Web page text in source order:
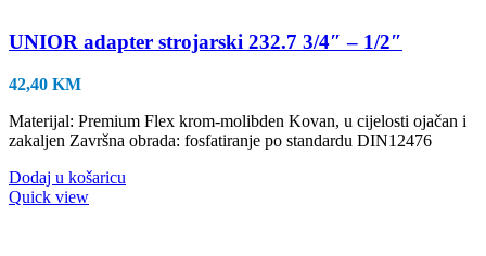
UNIOR adapter strojarski 232.7 3/4″ – 1/2″
42,40 KM
Materijal: Premium Flex krom-molibden Kovan, u cijelosti ojačan i
zakaljen Završna obrada: fosfatiranje po standardu DIN12476
Dodaj u košaricu
Quick view